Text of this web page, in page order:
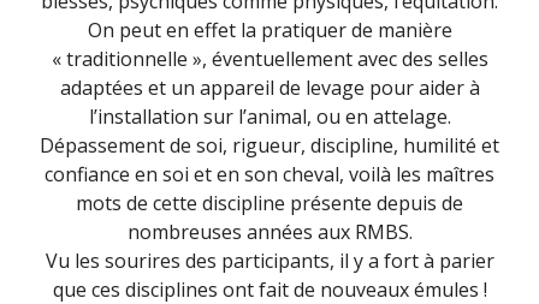
On peut en effet la pratiquer de manière
« traditionnelle », éventuellement avec des selles
adaptées et un appareil de levage pour aider à
l’installation sur l’animal, ou en attelage.
Dépassement de soi, rigueur, discipline, humilité et
confiance en soi et en son cheval, voilà les maîtres
mots de cette discipline présente depuis de
nombreuses années aux RMBS.
Vu les sourires des participants, il y a fort à parier
que ces disciplines ont fait de nouveaux émules !